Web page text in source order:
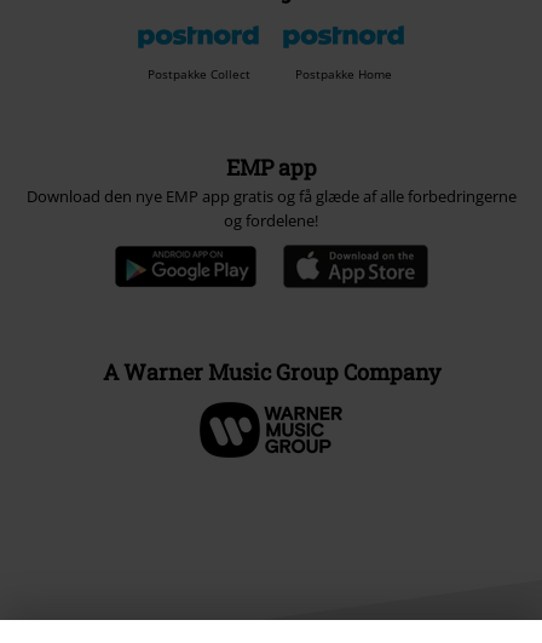
Postpakke Collect Postpakke Home
EMP app
Download den nye EMP app gratis og få glæde af alle forbedringerne
og fordelene!
A Warner Music Group Company